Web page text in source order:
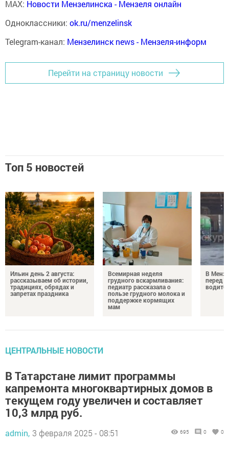
MAX: Новости Мензелинска - Мензеля онлайн
Одноклассники: ok.ru/menzelinsk
Telegram-канал: Мензелинск news - Мензеля-информ
Перейти на страницу новости
Топ 5 новостей
Ильин день 2 августа:
рассказываем об истории,
традициях, обрядах и
запретах праздника
Всемирная неделя
грудного вскармливания:
педиатр рассказала о
пользе грудного молока и
поддержке кормящих
мам
В
перед
ЦЕНТРАЛЬНЫЕ НОВОСТИ
В Татарстане лимит программы
капремонта многоквартирных домов в
текущем году увеличен и составляет
10,3 млрд руб.
admin, 3 февраля 2025 - 08:51 695 0 0